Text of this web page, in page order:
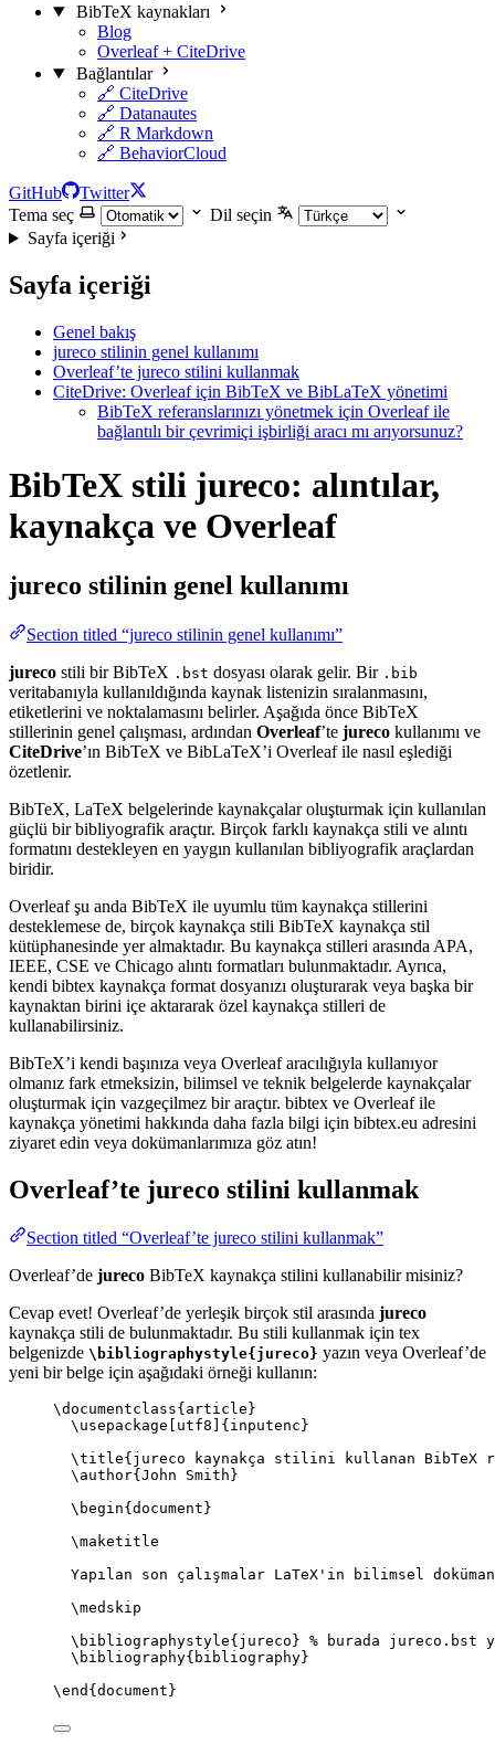
BibTeX kaynakları
Blog
Overleaf + CiteDrive
Bağlantılar
🔗 CiteDrive
🔗 Datanautes
🔗 R Markdown
🔗 BehaviorCloud
GitHub
Twitter
Tema seç
Dil seçin
Sayfa içeriği
Sayfa içeriği
Genel bakış
jureco stilinin genel kullanımı
Overleaf’te jureco stilini kullanmak
CiteDrive: Overleaf için BibTeX ve BibLaTeX yönetimi
BibTeX referanslarınızı yönetmek için Overleaf ile
bağlantılı bir çevrimiçi işbirliği aracı mı arıyorsunuz?
BibTeX stili jureco: alıntılar,
kaynakça ve Overleaf
jureco stilinin genel kullanımı
Section titled “jureco stilinin genel kullanımı”
jureco stili bir BibTeX .bst dosyası olarak gelir. Bir .bib
veritabanıyla kullanıldığında kaynak listenizin sıralanmasını,
etiketlerini ve noktalamasını belirler. Aşağıda önce BibTeX
stillerinin genel çalışması, ardından Overleaf’te jureco kullanımı ve
CiteDrive’ın BibTeX ve BibLaTeX’i Overleaf ile nasıl eşlediği
özetlenir.
BibTeX, LaTeX belgelerinde kaynakçalar oluşturmak için kullanılan
güçlü bir bibliyografik araçtır. Birçok farklı kaynakça stili ve alıntı
formatını destekleyen en yaygın kullanılan bibliyografik araçlardan
biridir.
Overleaf şu anda BibTeX ile uyumlu tüm kaynakça stillerini
desteklemese de, birçok kaynakça stili BibTeX kaynakça stil
kütüphanesinde yer almaktadır. Bu kaynakça stilleri arasında APA,
IEEE, CSE ve Chicago alıntı formatları bulunmaktadır. Ayrıca,
kendi bibtex kaynakça format dosyanızı oluşturarak veya başka bir
kaynaktan birini içe aktararak özel kaynakça stilleri de
kullanabilirsiniz.
BibTeX’i kendi başınıza veya Overleaf aracılığıyla kullanıyor
olmanız fark etmeksizin, bilimsel ve teknik belgelerde kaynakçalar
oluşturmak için vazgeçilmez bir araçtır. bibtex ve Overleaf ile
kaynakça yönetimi hakkında daha fazla bilgi için bibtex.eu adresini
ziyaret edin veya dokümanlarımıza göz atın!
Overleaf’te jureco stilini kullanmak
Section titled “Overleaf’te jureco stilini kullanmak”
Overleaf’de jureco BibTeX kaynakça stilini kullanabilir misiniz?
Cevap evet! Overleaf’de yerleşik birçok stil arasında jureco
kaynakça stili de bulunmaktadır. Bu stili kullanmak için tex
belgenizde \bibliographystyle{jureco} yazın veya Overleaf’de
yeni bir belge için aşağıdaki örneği kullanın:
\documentclass{ article }
\usepackage
utf8 ]{ inputenc }
\title{jureco kaynakça stilini kullanan BibTeX
\author{John Smith}
\begin{ document }
\maketitle
Yapılan son çalışmalar LaTeX'in bilimsel
\medskip
\bibliographystyle{jureco} % burada jureco.bst
\bibliography{bibliography}
\end { document }